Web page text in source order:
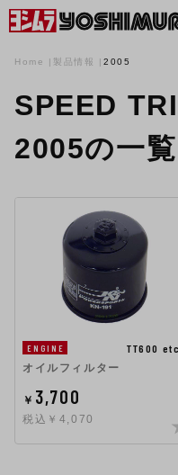
Home 製品情報 2005
SPEED
2005の一覧
ENGINE
TT600
オイルフィルター
￥ 3,700
税込￥4,070